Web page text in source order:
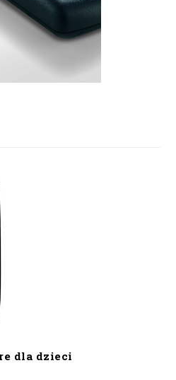
dla dzieci